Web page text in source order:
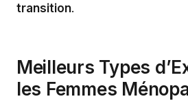
transition.
Meilleurs Types
les Femmes